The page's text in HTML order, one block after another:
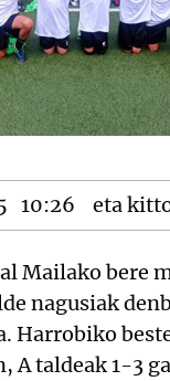
10:26 eta
Mailako bere
nagusiak
Harrobiko
A taldeak 1-3